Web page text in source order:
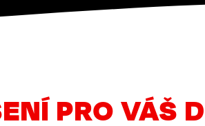
PRO VÁŠ